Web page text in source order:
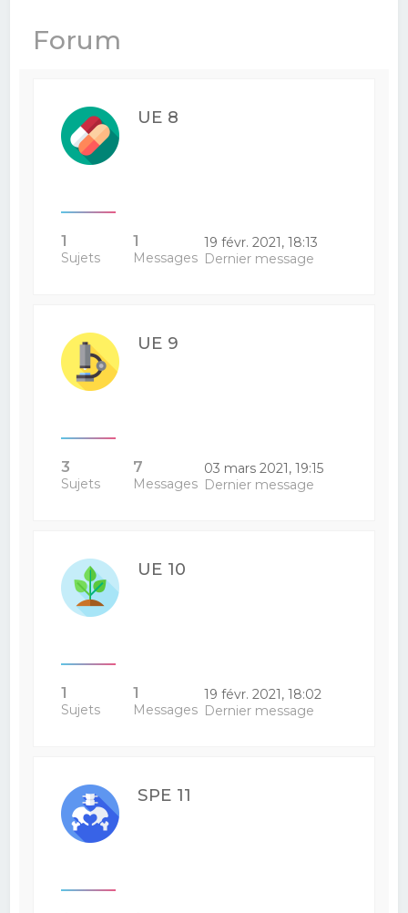
Forum
UE 8
1
Sujets
1
Messages
19 févr. 2021, 18:13
Dernier message
UE 9
3
Sujets
7
Messages
03 mars 2021, 19:15
Dernier message
UE 10
1
Sujets
1
Messages
19 févr. 2021, 18:02
Dernier message
SPE 11